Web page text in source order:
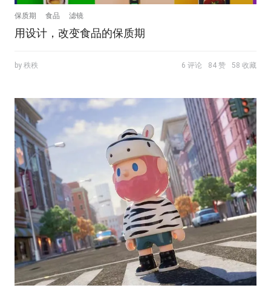
保质期 食品 滤镜
用设计，改变食品的保质期
by 秩秩 6 评论 84 赞 58 收藏